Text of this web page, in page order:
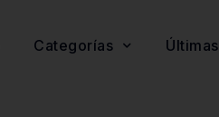
Categorías